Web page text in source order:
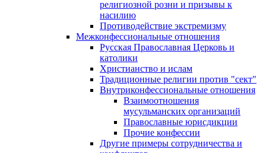
религиозной розни и призывы к
насилию
Противодействие экстремизму
Межконфессиональные отношения
Русская Православная Церковь и
католики
Христианство и ислам
Традиционные религии против "сект"
Внутриконфессиональные отношения
Взаимоотношения
мусульманских организаций
Православные юрисдикции
Прочие конфессии
Другие примеры сотрудничества и